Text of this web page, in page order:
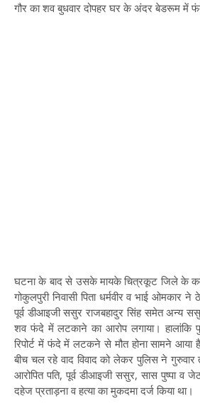
गौर का शव बुधवार दोपहर घर के अंदर बेडरूम में
घटना के बाद से उसके मायके चित्रकूट जिले के
गोकुलपुरी निवासी पिता धर्मवीर व भाई ओमकार ने
पूर्व डीआइजी ससुर राजबहादुर सिंह समेत अन्य
शव फंदे में लटकाने का आरोप लगाया। हालांकि
रिपोर्ट में फंदे में लटकने से मौत होना सामने
बीच चल रहे वाद विवाद को लेकर पुलिस ने
आरोपित पति, पूर्व डीआइजी ससुर, सास पुष्पा व
दहेज प्रताड़ना व हत्या का मुकदमा दर्ज किया था।